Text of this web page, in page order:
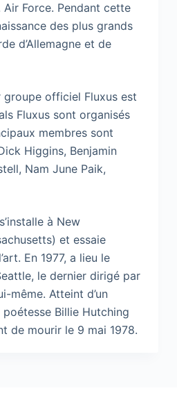
Air Force. Pendant cette
des plus grands
d’Allemagne et de
groupe officiel Fluxus est
Fluxus sont organisés
membres sont
Higgins, Benjamin
Nam June Paik,
à New
et essaie
En 1977, a lieu le
le dernier dirigé par
même. Atteint d’un
Billie Hutching
de mourir le 9 mai 1978.